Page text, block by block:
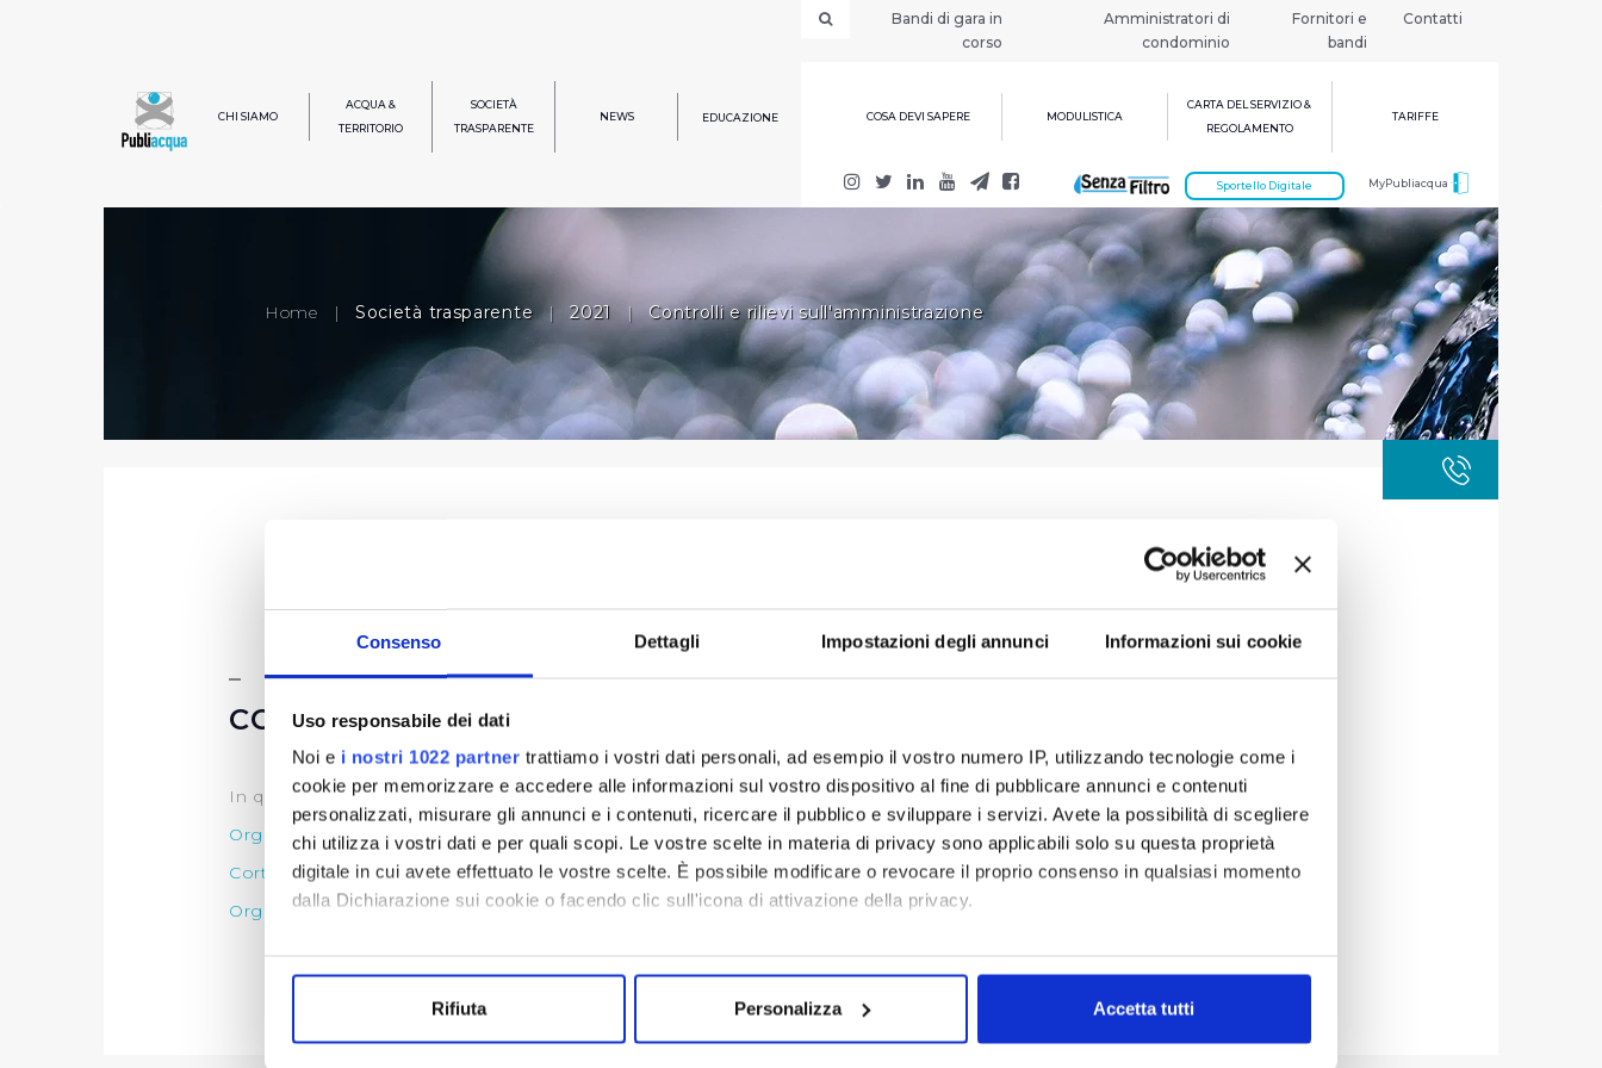
Consenso Dettagli Impostazioni degli annunci Informazioni sui cookie
Uso responsabile dei dati
Noi e i nostri 1022 partner trattiamo i vostri dati personali, ad esempio il vostro numero IP, utilizzando tecnologie come i
cookie per memorizzare e accedere alle informazioni sul vostro dispositivo al fine di pubblicare annunci e contenuti
personalizzati, misurare gli annunci e i contenuti, ricercare il pubblico e sviluppare i servizi. Avete la possibilità di scegliere
chi utilizza i vostri dati e per quali scopi. Le vostre scelte in materia di privacy sono applicabili solo su questa proprietà
digitale in cui avete effettuato le vostre scelte. È possibile modificare o revocare il proprio consenso in qualsiasi momento
dalla Dichiarazione sui cookie o facendo clic sull'icona di attivazione della privacy.
Identificare il tuo dispositivo, scansionandolo attivamente alla ricerca di caratteristiche specifiche (impronte
digitali).
Rifiuta Personalizza Accetta tutti
Bandi di gara in
corso
Amministratori di
condominio
Fornitori e
bandi
Contatti
CHI SIAMO
ACQUA &
TERRITORIO
SOCIETÀ
TRASPARENTE
NEWS EDUCAZIONE COSA DEVI SAPERE MODULISTICA
CARTA DEL SERVIZIO &
REGOLAMENTO
TARIFFE
MyPubliacqua
Sportello Digitale
Home | Società trasparente | 2021 | Controlli e rilievi sull'amministrazione
CONTROLLI E RILIEVI SULL'AMMINISTRAZIONE
In questa sezione è possibile trovare le seguenti informazioni:
Organi di controllo che svolge le funzioni di OIV
Corte dei Conti
Organi di revisione amministrativa e contabile